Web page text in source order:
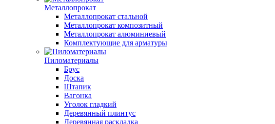
Металлопрокат
Металлопрокат стальной
Металлопрокат композитный
Металлопрокат алюминиевый
Комплектующие для арматуры
Пиломатериалы
Брус
Доска
Штапик
Вагонка
Уголок гладкий
Деревянный плинтус
Деревянная раскладка